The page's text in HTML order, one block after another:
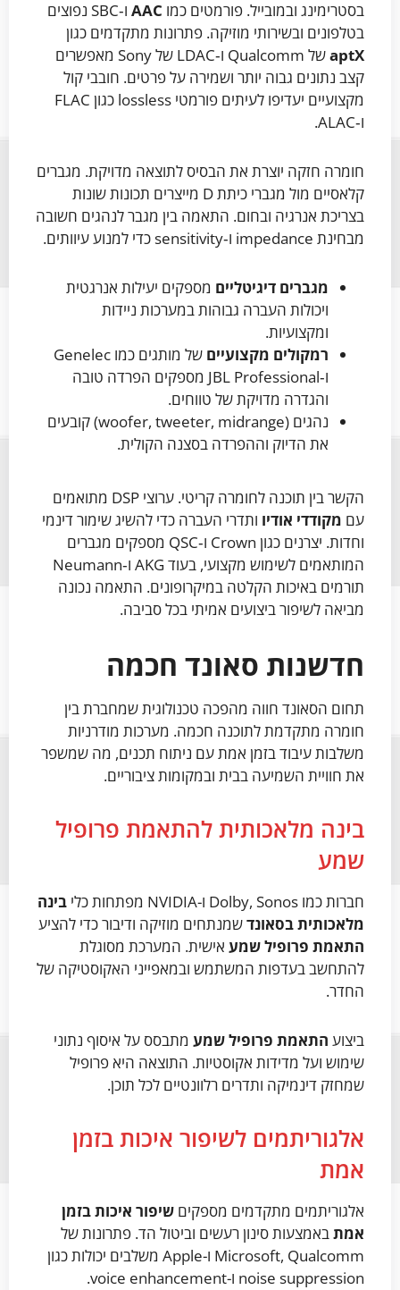
בסטרימינג ובמובייל. פורמטים כמו AAC
ו‑SBC נפוצים
בטלפונים ובשירותי מוזיקה. פתרונות מתקדמים כגון
aptX
של Qualcomm ו‑LDAC של Sony מאפשרים
קצב נתונים גבוה יותר ושמירה על פרטים. חובבי קול
מקצועיים יעדיפו לעיתים פורמטי lossless כגון FLAC
ו‑ALAC.
חומרה חזקה יוצרת את הבסיס לתוצאה מדויקת. מגברים
קלאסיים מול מגברי כיתת D מייצרים תכונות שונות
בצריכת אנרגיה ובחום. התאמה בין מגבר לנהגים חשובה
מבחינת impedance ו‑sensitivity כדי למנוע עיוותים.
מגברים דיגיטליים מספקים יעילות אנרגטית
ויכולות העברה גבוהות במערכות ניידות
ומקצועיות.
רמקולים מקצועיים
של מותגים כמו Genelec
ו‑JBL Professional מספקים הפרדה טובה
והגדרה מדויקת של טווחים.
נהגים (woofer, tweeter, midrange) קובעים
את הדיוק וההפרדה בסצנה הקולית.
הקשר בין תוכנה לחומרה קריטי. ערוצי DSP מתואמים
עם מקודדי אודיו ותדרי העברה כדי להשיג שימור דינמי
וחדות. יצרנים כגון Crown ו‑QSC מספקים מגברים
המותאמים לשימוש מקצועי, בעוד AKG ו‑Neumann
תורמים באיכות הקלטה במיקרופונים. התאמה נכונה
מביאה לשיפור ביצועים אמיתי בכל סביבה.
חדשנות סאונד חכמה
תחום הסאונד חווה מהפכה טכנולוגית שמחברת בין
חומרה מתקדמת לתוכנה חכמה. מערכות מודרניות
משלבות עיבוד בזמן אמת עם ניתוח תכנים, מה שמשפר
את חוויית השמיעה בבית ובמקומות ציבוריים.
בינה מלאכותית להתאמת פרופיל
שמע
חברות כמו Dolby, Sonos ו-NVIDIA מפתחות כלי
בינה
מלאכותית בסאונדשמנתחים מוזיקה ודיבור כדי להציע
התאמת פרופיל שמע אישית. המערכת מסוגלת
להתחשב בעדפות המשתמש ובמאפייני האקוסטיקה של
החדר.
ביצוע התאמת פרופיל שמע מתבסס על איסוף נתוני
שימוש ועל מדידות אקוסטיות. התוצאה היא פרופיל
שמחזק דינמיקה ותדרים רלוונטיים לכל תוכן.
אלגוריתמים לשיפור איכות בזמן
אמת
אלגוריתמים מתקדמים מספקים שיפור איכות בזמן
אמתבאמצעות סינון רעשים וביטול הד. פתרונות של
Microsoft, Qualcomm ו-Apple משלבים יכולות כגון
noise suppression ו-voice enhancement.